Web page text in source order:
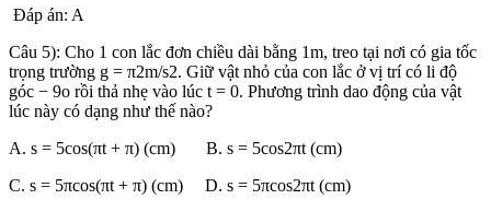
Đáp án: A
Câu 5): Cho 1 con lắc đơn chiều dài bằng 1m, treo tại nơi có gia tốc
trọng trường g = π2m/s2. Giữ vật nhỏ của con lắc ở vị trí có li độ
góc − 9o rồi thả nhẹ vào lúc t = 0. Phương trình dao động của vật
lúc này có dạng như thế nào?
A. s = 5cos(πt + π) (cm) B. s = 5cos2πt (cm)
C. s = 5πcos(πt + π) (cm) D. s = 5πcos2πt (cm)